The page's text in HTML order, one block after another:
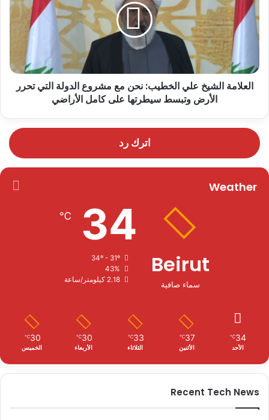
العلامة الشيخ علي الخطيب: نحن مع مشروع الدولة التي تحرر
الأرض وتبسط سيطرتها على كامل الأراضي
اترك رد
Weather
Beirut
سماء صافية
34
℃
43%
2.18 كيلومتر/ساعة
34
℃
الأحد
37
℃
الأثنين
33
℃
الثلاثاء
30
℃
الأربعاء
30
℃
الخميس
Recent Tech News